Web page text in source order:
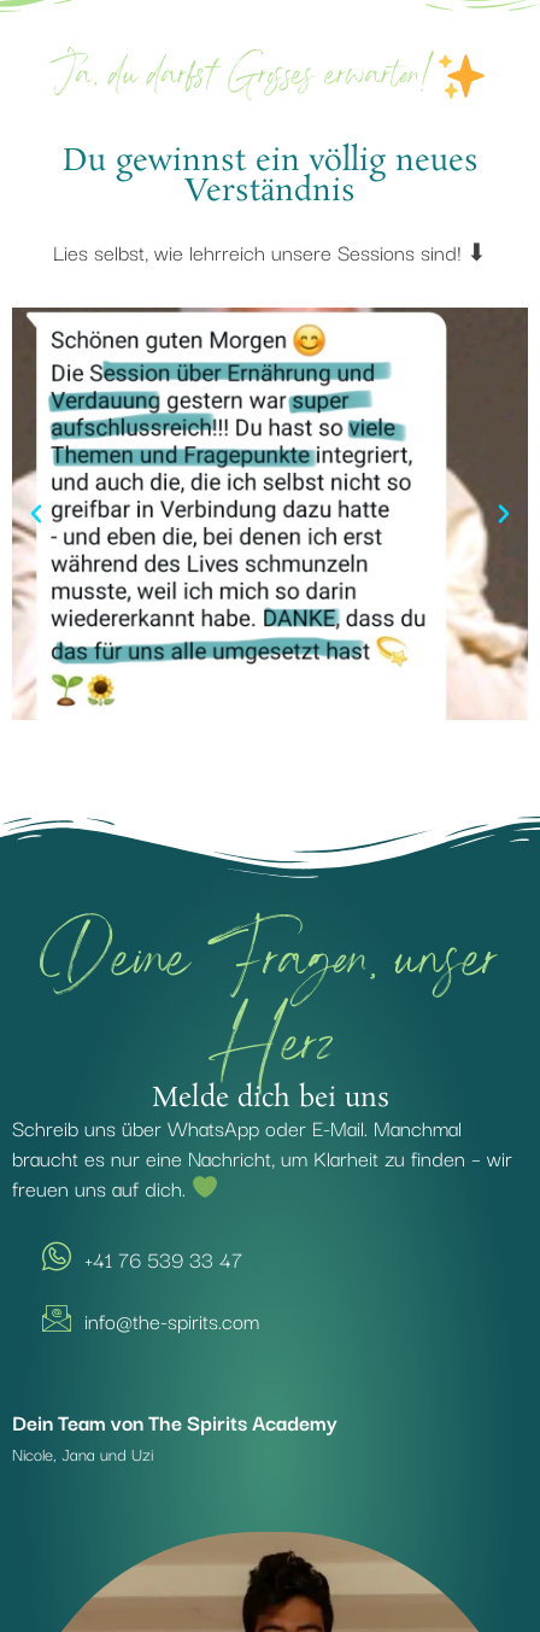
Ja, du darfst Grosses erwarten!
Du gewinnst ein völlig neues
Verständnis
Lies selbst, wie lehrreich unsere Sessions sind! ⬇
Deine Fragen, unser
Herz
Melde dich bei uns
Schreib uns über WhatsApp oder E-Mail. Manchmal
braucht es nur eine Nachricht, um Klarheit zu finden – wir
freuen uns auf dich.
+41 76 539 33 47
info@the-spirits.com
Dein Team von The Spirits Academy
Nicole, Jana und Uzi